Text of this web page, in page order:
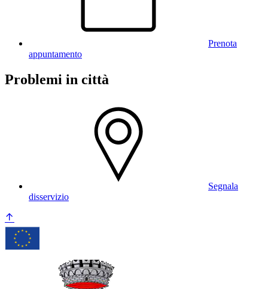
Prenota
appuntamento
Problemi in città
Segnala
disservizio